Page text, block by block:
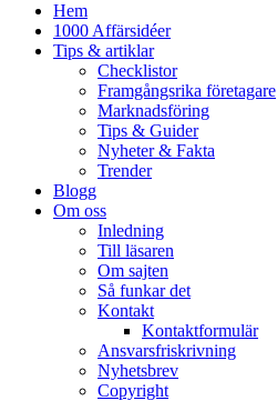
Hem
1000 Affärsidéer
Tips & artiklar
Checklistor
Framgångsrika företagare
Marknadsföring
Tips & Guider
Nyheter & Fakta
Trender
Blogg
Om oss
Inledning
Till läsaren
Om sajten
Så funkar det
Kontakt
Kontaktformulär
Ansvarsfriskrivning
Nyhetsbrev
Copyright